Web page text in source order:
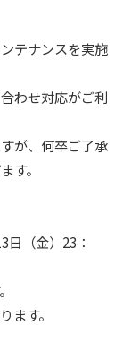
テナンスを実施
わせ対応がご利
が、何卒ご了承
す。
日（金）23：
ます。